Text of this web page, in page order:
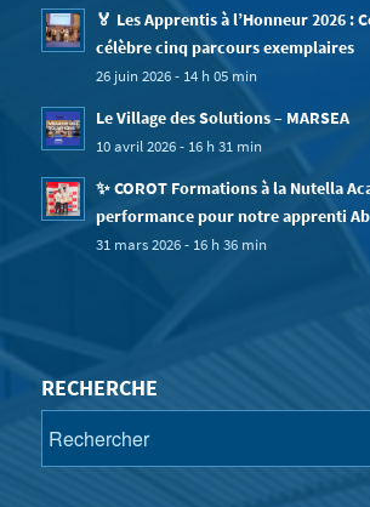
🏅 Les Apprentis à l’Honneur 2026 :
célèbre cinq parcours exemplaires
26 juin 2026 - 14 h 05 min
Le Village des Solutions – MARSEA
10 avril 2026 - 16 h 31 min
✨ COROT Formations à la Nutella
performance pour notre apprenti
31 mars 2026 - 16 h 36 min
RECHERCHE